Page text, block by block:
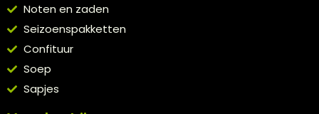
Noten en zaden
Seizoenspakketten
Confituur
Soep
Sapjes